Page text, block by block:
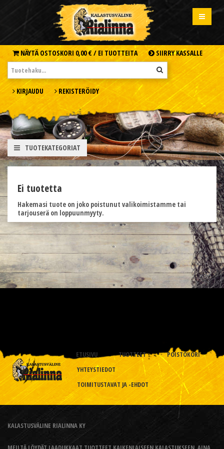
NÄYTÄ OSTOSKORI 0,00 € / EI TUOTTEITA SIIRRY KASSALLE
KIRJAUDU REKISTERÖIDY
TUOTEKATEGORIAT
Ei tuotetta
Hakemasi tuote on joko poistunut valikoimistamme tai
tarjouserä on loppuunmyyty.
ETUSIVU TUOTTEET
POISTOKORI
YHTEYSTIEDOT
TOIMITUSTAVAT JA -EHDOT
KALASTUSVÄLINE RIALINNA KY